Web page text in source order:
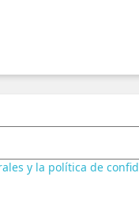
y la política de